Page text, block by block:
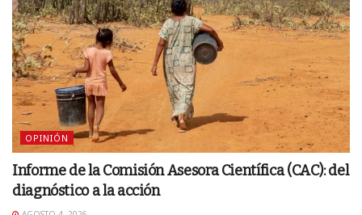
OPINIÓN
Informe de la Comisión Asesora Científica (CAC): del
diagnóstico a la acción